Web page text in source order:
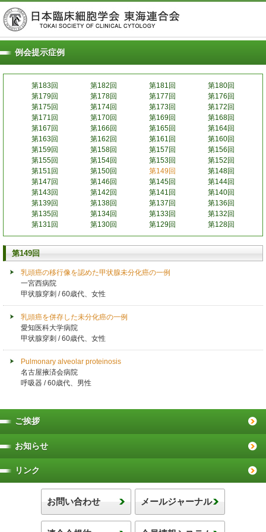
例会提示症例
第183回 第182回 第181回
第180回
第179回
第178回 第177回
第176回
第175回
第174回 第173回
第172回
第171回
第170回 第169回
第168回
第167回
第166回 第165回
第164回
第163回
第162回 第161回
第160回
第159回
第158回 第157回
第156回
第155回
第154回 第153回
第152回
第151回
第150回 第149回
第148回
第147回
第146回 第145回
第144回
第143回
第142回 第141回
第140回
第139回
第138回 第137回
第136回
第135回
第134回 第133回
第132回
第131回
第130回 第129回 第128回
第149回
乳頭癌の移行像を認めた甲状腺未分化癌の一例
一宮西病院
甲状腺穿刺 / 60歳代、女性
乳頭癌を併存した未分化癌の一例
愛知医科大学病院
甲状腺穿刺 / 60歳代、女性
Pulmonary alveolar proteinosis
名古屋掖済会病院
呼吸器 / 60歳代、男性
ご挨拶
お知らせ
リンク
お問い合わせ メールジャーナル